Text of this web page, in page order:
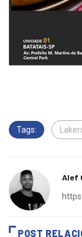
Tags:
Alef